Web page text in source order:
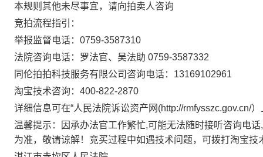
本规则其他未尽事宜，请向拍卖人咨询
竞拍流程指引：
举报监督电话： 0759-3587310
法院咨询电话：罗法官、吴法助 0759-3587332
同伦拍拍科技服务有限公司 咨询电话： 13169102961
淘宝技术咨询： 400-822-2870
详细信息可在“人民法院诉讼资产网(http://rmfysszc.gov.cn/
温馨提示：因承办法官工作繁忙,可能无法随时接听咨询电
为准，敬请谅解！竞买过程中如遇技术问题，可拨打淘宝